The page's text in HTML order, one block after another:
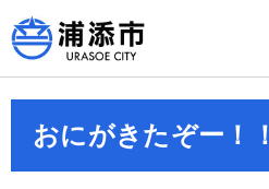
おにがきたぞー！！